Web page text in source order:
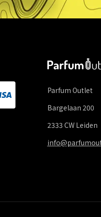
Parfum Outlet
Bargelaan 200
2333 CW Leiden